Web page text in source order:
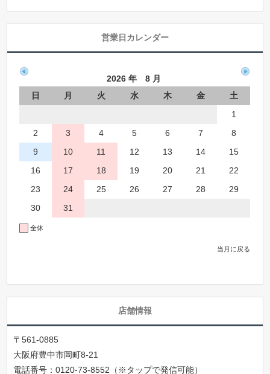
営業日カレンダー
2026 年 8 月
日
月 火 水 木 金
土
1
2
3 4 5 6 7
8
9
10 11 12 13 14
15
16
17 18 19 20 21
22
23
24 25 26 27 28
29
30
31
全休
当月に戻る
店舗情報
〒561-0885
大阪府豊中市岡町8-21
電話番号：0120-73-8552（※タップで発信可能）